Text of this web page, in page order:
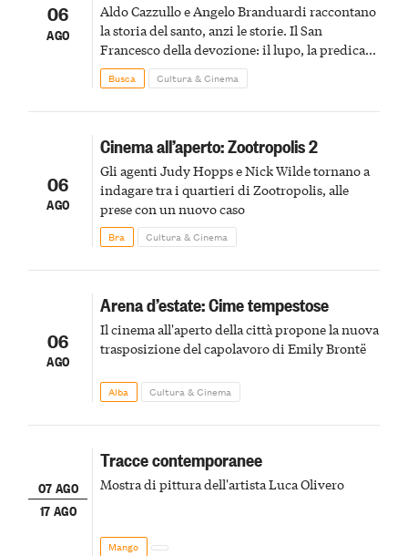
06
AGO
Aldo Cazzullo e Angelo Branduardi raccontano
la storia del santo, anzi le storie. Il San
Francesco della devozione: il lupo, la predica
agli uccelli, le stimmate
Busca Cultura & Cinema
06
AGO
Cinema all’aperto: Zootropolis 2
Gli agenti Judy Hopps e Nick Wilde tornano a
indagare tra i quartieri di Zootropolis, alle
prese con un nuovo caso
Bra Cultura & Cinema
06
AGO
Arena d’estate: Cime tempestose
Il cinema all'aperto della città propone la nuova
trasposizione del capolavoro di Emily Brontë
Alba Cultura & Cinema
07 AGO
17 AGO
Tracce contemporanee
Mostra di pittura dell'artista Luca Olivero
Mango